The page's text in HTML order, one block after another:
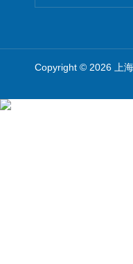
Copyright © 2026 上